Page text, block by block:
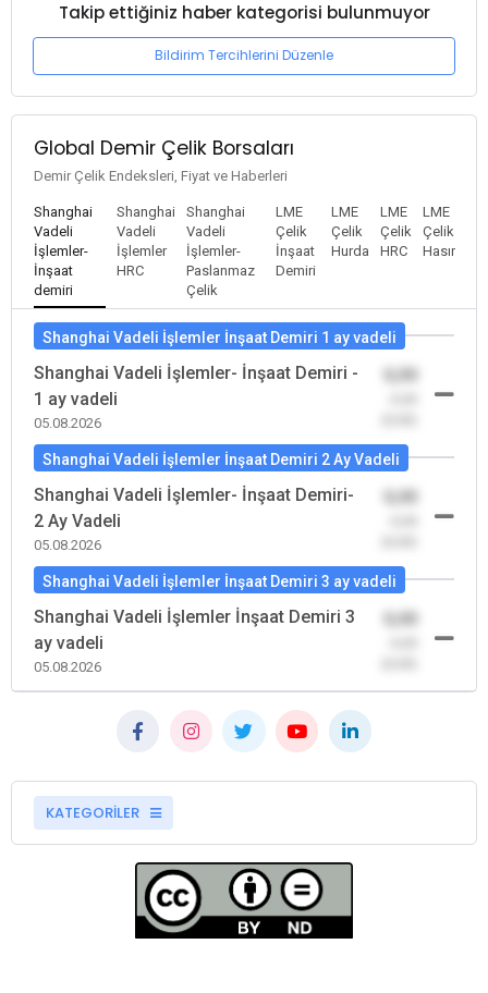
Takip ettiğiniz haber kategorisi bulunmuyor
Bildirim Tercihlerini Düzenle
Global Demir Çelik Borsaları
Demir Çelik Endeksleri, Fiyat ve Haberleri
Shanghai
Vadeli
İşlemler-
İnşaat
demiri
Shanghai
Vadeli
İşlemler
HRC
Shanghai
Vadeli
İşlemler-
Paslanmaz
Çelik
LME
Çelik
İnşaat
Demiri
LME
Çelik
Hurda
LME
Çelik
HRC
LME
Çelik
Hasır
Shanghai Vadeli İşlemler İnşaat Demiri 1 ay vadeli
Shanghai Vadeli İşlemler- İnşaat Demiri -
1 ay vadeli
05.08.2026
Shanghai Vadeli İşlemler İnşaat Demiri 2 Ay Vadeli
Shanghai Vadeli İşlemler- İnşaat Demiri-
2 Ay Vadeli
05.08.2026
Shanghai Vadeli İşlemler İnşaat Demiri 3 ay vadeli
Shanghai Vadeli İşlemler İnşaat Demiri 3
ay vadeli
05.08.2026
KATEGORİLER